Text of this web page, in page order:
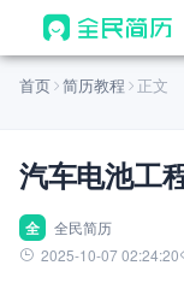
首页
AI 生成简
AI 优化简历
AI 翻译简
首页 简历教程 正文
汽车电池工
全
全民简历
2025-10-07 02:24:20